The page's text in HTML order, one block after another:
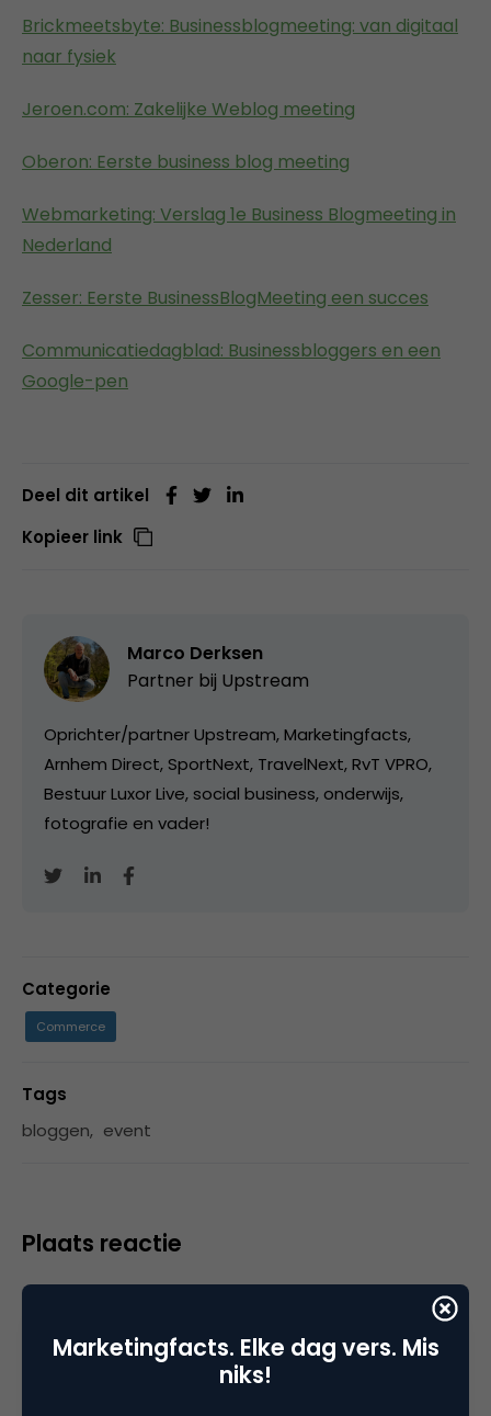
Brickmeetsbyte: Businessblogmeeting: van digitaal
naar fysiek
Jeroen.com: Zakelijke Weblog meeting
Oberon: Eerste business blog meeting
Webmarketing: Verslag 1e Business Blogmeeting in
Nederland
Zesser: Eerste BusinessBlogMeeting een succes
Communicatiedagblad: Businessbloggers en een
Google-pen
Deel dit artikel
Kopieer link
Marco Derksen
Partner bij Upstream
Oprichter/partner Upstream, Marketingfacts,
Arnhem Direct, SportNext, TravelNext, RvT VPRO,
Bestuur Luxor Live, social business, onderwijs,
fotografie en vader!
Categorie
Commerce
Tags
bloggen, event
Plaats reactie
Je moet
Marketingfacts. Elke dag vers. Mis
niks!